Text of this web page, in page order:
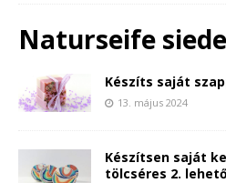
Naturseife
Készíts saját
13. május 2024
Készítsen saját
tölcséres 2.